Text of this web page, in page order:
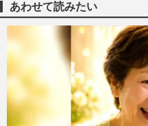
あわせて読みたい